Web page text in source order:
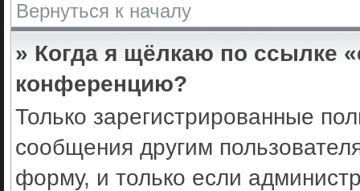
Вернуться к началу
» Когда я щёлкаю по ссылке
конференцию?
Только зарегистрированные
сообщения другим
форму, и только если